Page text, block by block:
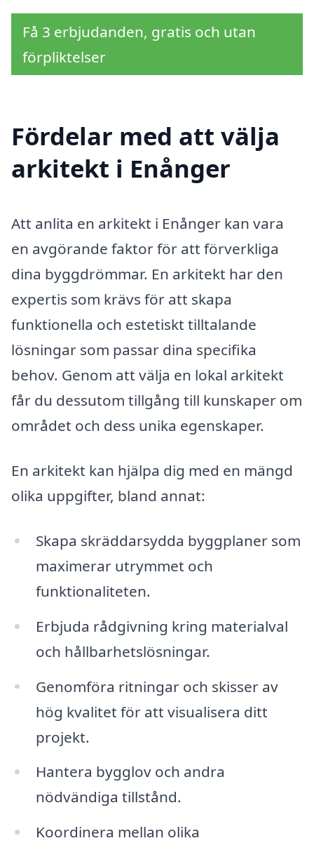
Få 3 erbjudanden, gratis och utan
förpliktelser
Fördelar med att välja
arkitekt i Enånger
Att anlita en arkitekt i Enånger kan vara
en avgörande faktor för att förverkliga
dina byggdrömmar. En arkitekt har den
expertis som krävs för att skapa
funktionella och estetiskt tilltalande
lösningar som passar dina specifika
behov. Genom att välja en lokal arkitekt
får du dessutom tillgång till kunskaper om
området och dess unika egenskaper.
En arkitekt kan hjälpa dig med en mängd
olika uppgifter, bland annat:
Skapa skräddarsydda byggplaner som
maximerar utrymmet och
funktionaliteten.
Erbjuda rådgivning kring materialval
och hållbarhetslösningar.
Genomföra ritningar och skisser av
hög kvalitet för att visualisera ditt
projekt.
Hantera bygglov och andra
nödvändiga tillstånd.
Koordinera mellan olika